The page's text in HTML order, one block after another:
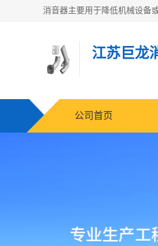
江苏巨龙
公司首页